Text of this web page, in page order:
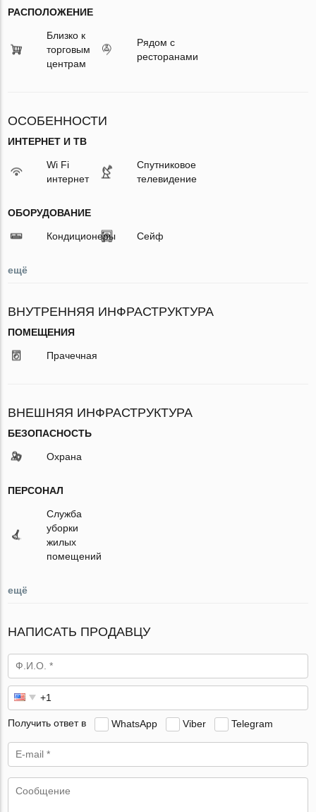
РАСПОЛОЖЕНИЕ
Близко к
торговым
центрам
Рядом с
ресторанами
ОСОБЕННОСТИ
ИНТЕРНЕТ И ТВ
Wi Fi
интернет
Спутниковое
телевидение
ОБОРУДОВАНИЕ
Кондиционеры Сейф
ещё
ВНУТРЕННЯЯ ИНФРАСТРУКТУРА
ПОМЕЩЕНИЯ
Прачечная
ВНЕШНЯЯ ИНФРАСТРУКТУРА
БЕЗОПАСНОСТЬ
Охрана
ПЕРСОНАЛ
Служба
уборки
жилых
помещений
ещё
НАПИСАТЬ ПРОДАВЦУ
Получить ответ в WhatsApp Viber Telegram